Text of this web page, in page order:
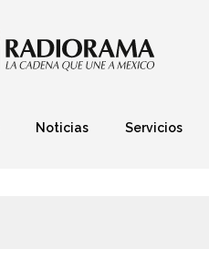
Noticias Servicios